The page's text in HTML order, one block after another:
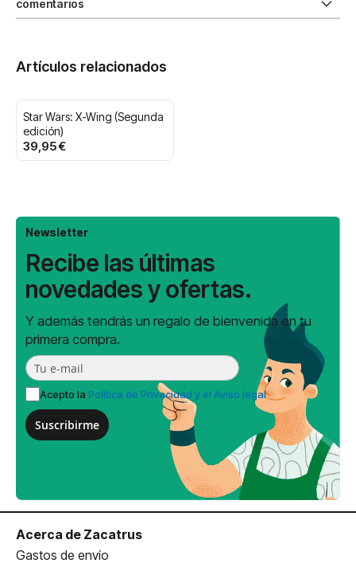
comentarios
Artículos relacionados
Star Wars: X-Wing (Segunda
edición)
39,95 €
Newsletter
Recibe las últimas
novedades y ofertas.
Y además tendrás un regalo de bienvenida en tu
primera compra.
Acepto la Política de Privacidad y el Aviso legal
Suscribirme
Acerca de Zacatrus
Gastos de envío